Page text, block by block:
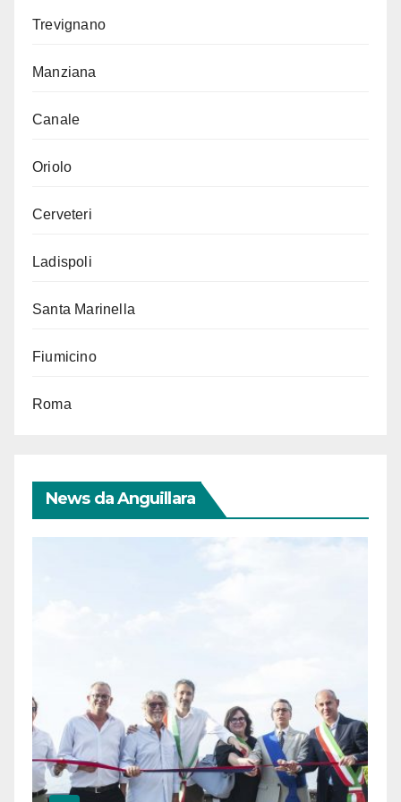
Trevignano
Manziana
Canale
Oriolo
Cerveteri
Ladispoli
Santa Marinella
Fiumicino
Roma
News da Anguillara